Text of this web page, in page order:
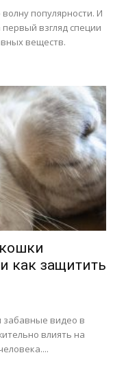
популярности. И
взгляд специи
веществ.
как защитить
видео в
влиять на